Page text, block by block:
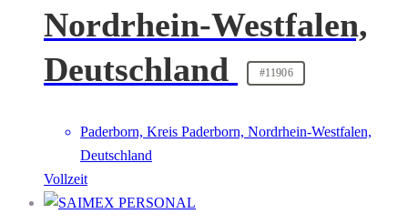
Nordrhein-Westfalen,
Deutschland
#11906
Paderborn, Kreis Paderborn, Nordrhein-Westfalen,
Deutschland
Vollzeit